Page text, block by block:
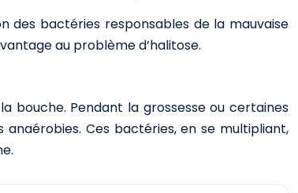
des bactéries responsables de la mauvaise
au problème d’halitose.
bouche. Pendant la grossesse ou certaines
Ces bactéries, en se multipliant,